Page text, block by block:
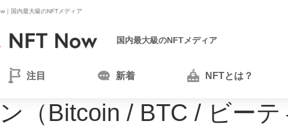
｜ 国内最大級のNFTメディア
国内最大級のNFTメディア
注目 新着 NFTとは？
（Bitcoin / BTC / ビーテ